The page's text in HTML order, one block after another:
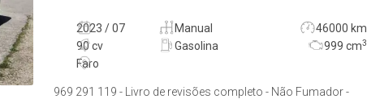
2023 / 07 Manual
46000 km
90 cv
Gasolina 999 cm3
Faro
969 291 119 - Livro de revisões completo - Não Fumador -